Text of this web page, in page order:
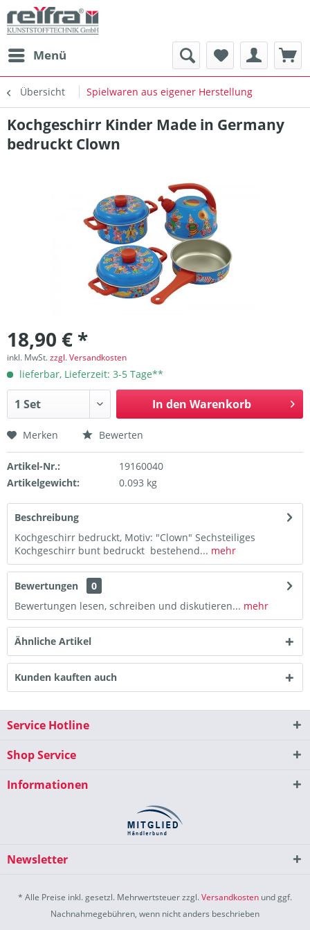
Menü
Übersicht Spielwaren aus eigener Herstellung
Kochgeschirr Kinder Made in Germany
bedruckt Clown
18,90 € *
inkl. MwSt.zzgl. Versandkosten
lieferbar, Lieferzeit: 3-5 Tage**
In den Warenkorb
Merken Bewerten
Artikel-Nr.:
19160040
Artikelgewicht:
0.093 kg
Beschreibung
Kochgeschirr bedruckt, Motiv: "Clown" Sechsteiliges
Kochgeschirr bunt bedruckt bestehend... mehr
Bewertungen
0
Bewertungen lesen, schreiben und diskutieren... mehr
Ähnliche Artikel
Kunden kauften auch
Service Hotline
Shop Service
Informationen
Newsletter
* Alle Preise inkl. gesetzl. Mehrwertsteuer zzgl.Versandkosten und ggf.
Nachnahmegebühren, wenn nicht anders beschrieben